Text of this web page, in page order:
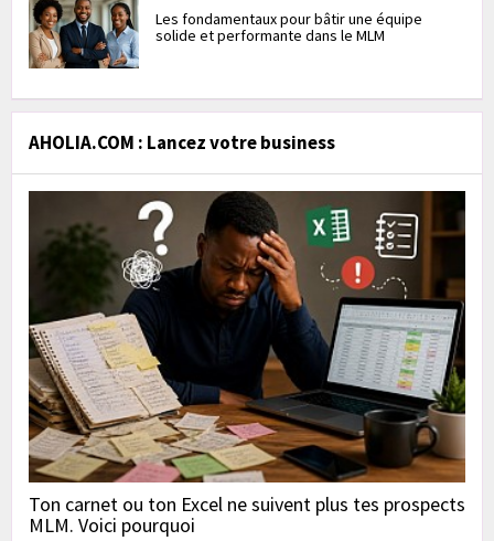
Les fondamentaux pour bâtir une équipe
solide et performante dans le MLM
AHOLIA.COM : Lancez votre business
Ton carnet ou ton Excel ne suivent plus tes prospects
MLM. Voici pourquoi